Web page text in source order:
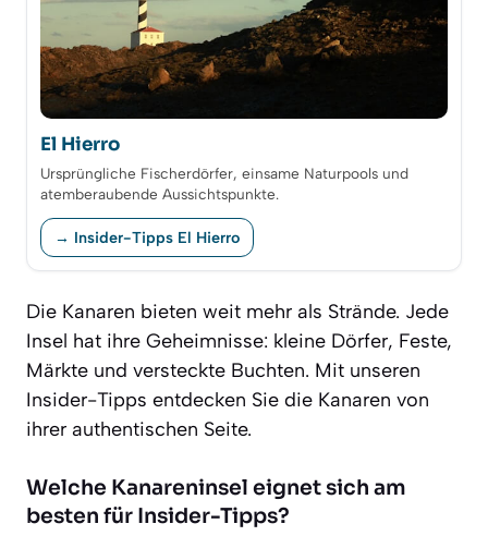
El Hierro
Ursprüngliche Fischerdörfer, einsame Naturpools und
atemberaubende Aussichtspunkte.
→ Insider-Tipps El Hierro
Die Kanaren bieten weit mehr als Strände. Jede
Insel hat ihre Geheimnisse: kleine Dörfer, Feste,
Märkte und versteckte Buchten. Mit unseren
Insider-Tipps entdecken Sie die Kanaren von
ihrer authentischen Seite.
Welche Kanareninsel eignet sich am
besten für Insider-Tipps?